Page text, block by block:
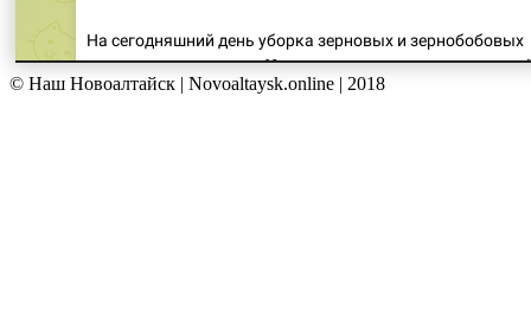
© Наш Новоалтайск | Novoaltaysk.online | 2018